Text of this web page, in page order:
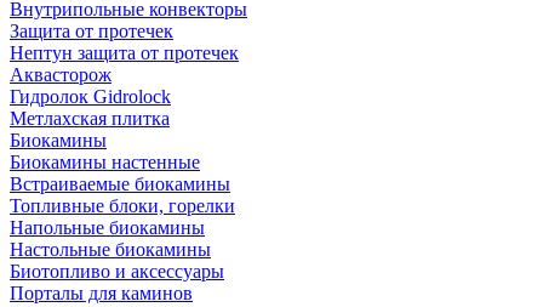
Внутрипольные конвекторы
Защита от протечек
Нептун защита от протечек
Аквасторож
Гидролок Gidrolock
Метлахская плитка
Биокамины
Биокамины настенные
Встраиваемые биокамины
Топливные блоки, горелки
Напольные биокамины
Настольные биокамины
Биотопливо и аксессуары
Порталы для каминов